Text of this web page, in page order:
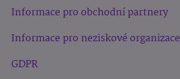
Informace pro obchodní partnery
Informace pro neziskové organizace
GDPR